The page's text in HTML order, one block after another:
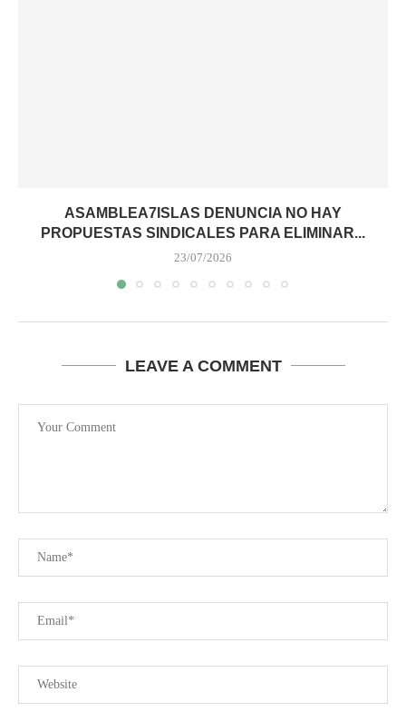
ASAMBLEA7ISLAS DENUNCIA NO HAY
PROPUESTAS SINDICALES PARA ELIMINAR...
23/07/2026
LEAVE A COMMENT